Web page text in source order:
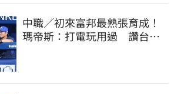
中職／初來富邦最熟張育成！
瑪帝斯：打電玩用過 讚台灣